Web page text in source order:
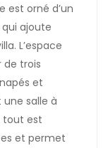
est orné d’un
ajoute
L’espace
de trois
et
salle à
tout est
et permet